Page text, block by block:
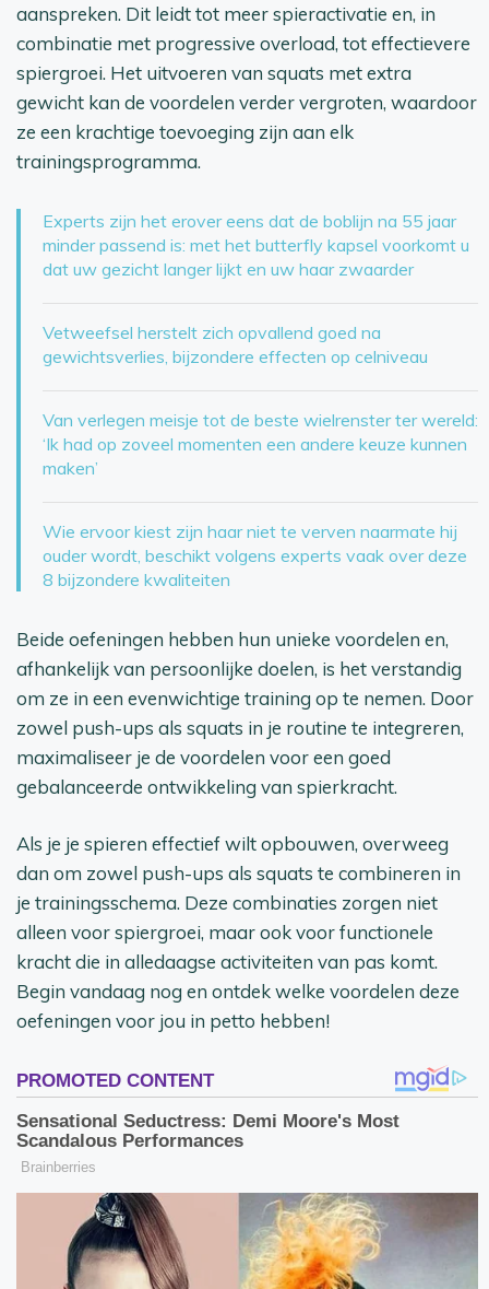
aanspreken. Dit leidt tot meer spieractivatie en, in
combinatie met progressive overload, tot effectievere
spiergroei. Het uitvoeren van squats met extra
gewicht kan de voordelen verder vergroten, waardoor
ze een krachtige toevoeging zijn aan elk
trainingsprogramma.
Experts zijn het erover eens dat de boblijn na 55 jaar
minder passend is: met het butterfly kapsel voorkomt u
dat uw gezicht langer lijkt en uw haar zwaarder
Vetweefsel herstelt zich opvallend goed na
gewichtsverlies, bijzondere effecten op celniveau
Van verlegen meisje tot de beste wielrenster ter wereld:
‘Ik had op zoveel momenten een andere keuze kunnen
maken’
Wie ervoor kiest zijn haar niet te verven naarmate hij
ouder wordt, beschikt volgens experts vaak over deze
8 bijzondere kwaliteiten
Beide oefeningen hebben hun unieke voordelen en,
afhankelijk van persoonlijke doelen, is het verstandig
om ze in een evenwichtige training op te nemen. Door
zowel push-ups als squats in je routine te integreren,
maximaliseer je de voordelen voor een goed
gebalanceerde ontwikkeling van spierkracht.
Als je je spieren effectief wilt opbouwen, overweeg
dan om zowel push-ups als squats te combineren in
je trainingsschema. Deze combinaties zorgen niet
alleen voor spiergroei, maar ook voor functionele
kracht die in alledaagse activiteiten van pas komt.
Begin vandaag nog en ontdek welke voordelen deze
oefeningen voor jou in petto hebben!